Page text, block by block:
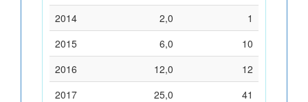
2014
2,0
1
2015
6,0
10
2016
12,0
12
2017
25,0
41